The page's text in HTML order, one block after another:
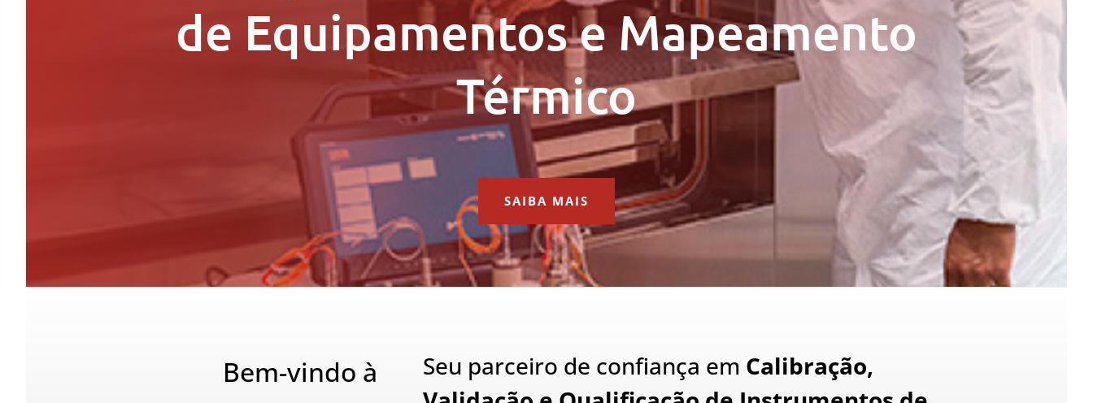
de Equipamentos e Mapeamento
Térmico
SAIBA MAIS
Bem-vindo à Seu parceiro de confiança em Calibração,